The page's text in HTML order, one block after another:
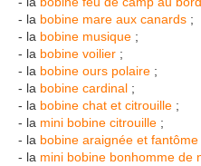
- la bobine mare aux canards ;
- la bobine musique ;
- la bobine voilier ;
- la bobine ours polaire ;
- la bobine cardinal ;
- la bobine chat et citrouille ;
- la mini bobine citrouille ;
- la bobine araignée et fantôme
- la mini bobine bonhomme de